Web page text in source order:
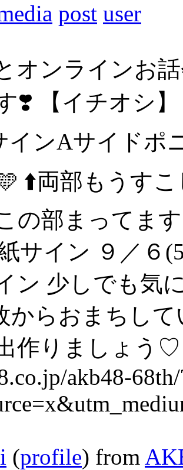
post user
オンラインお
❣️
【イチオシ】
インAサイドポ
⬆️両部もうす
の部まってま
サイン ９／６
ン 少しでも気
からおまちしてい
作りましょう♡
akb48-
(profile) from